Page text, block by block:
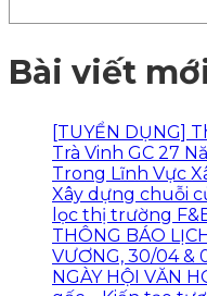
Bài viết
[TUYỂN DỤNG]
Trà Vinh GC 27
Trong Lĩnh Vực
Xây dựng chuỗi
lọc thị trường
THÔNG BÁO
VƯƠNG, 30/04 &
NGÀY HỘI VĂN